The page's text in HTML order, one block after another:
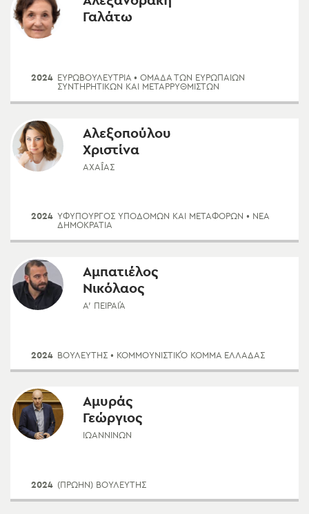
Γαλάτω
2024 ΕΥΡΩΒΟΥΛΕΥΤΡΙΑ • ΟΜΆΔΑ ΤΩΝ ΕΥΡΩΠΑΊΩΝ
ΣΥΝΤΗΡΗΤΙΚΏΝ ΚΑΙ ΜΕΤΑΡΡΥΘΜΙΣΤΏΝ
Αλεξοπούλου
Χριστίνα
ΑΧΑΪ́ΑΣ
2024 ΥΦΥΠΟΥΡΓΌΣ ΥΠΟΔΟΜΏΝ ΚΑΙ ΜΕΤΑΦΟΡΏΝ • ΝΈΑ
ΔΗΜΟΚΡΑΤΊΑ
Αμπατιέλος
Νικόλαος
Α' ΠΕΙΡΑΙΆ
2024 ΒΟΥΛΕΥΤΗΣ • ΚΟΜΜΟΥΝΙΣΤΙΚΌ ΚΌΜΜΑ ΕΛΛΆΔΑΣ
Αμυράς
Γεώργιος
ΙΩΑΝΝΊΝΩΝ
2024 (ΠΡΏΗΝ) ΒΟΥΛΕΥΤΗΣ